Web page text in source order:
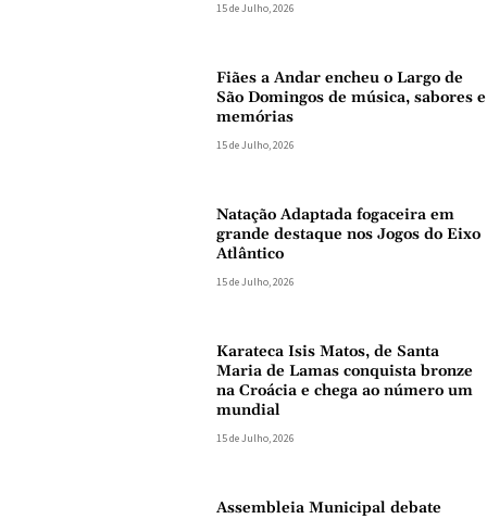
15 de Julho, 2026
Fiães a Andar encheu o Largo de
São Domingos de música, sabores e
memórias
15 de Julho, 2026
Natação Adaptada fogaceira em
grande destaque nos Jogos do Eixo
Atlântico
15 de Julho, 2026
Karateca Isis Matos, de Santa
Maria de Lamas conquista bronze
na Croácia e chega ao número um
mundial
15 de Julho, 2026
Assembleia Municipal debate